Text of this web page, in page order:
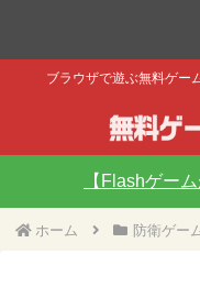
ブラウザで遊ぶ無料ゲー
【Flashゲー
ホーム 防衛ゲー